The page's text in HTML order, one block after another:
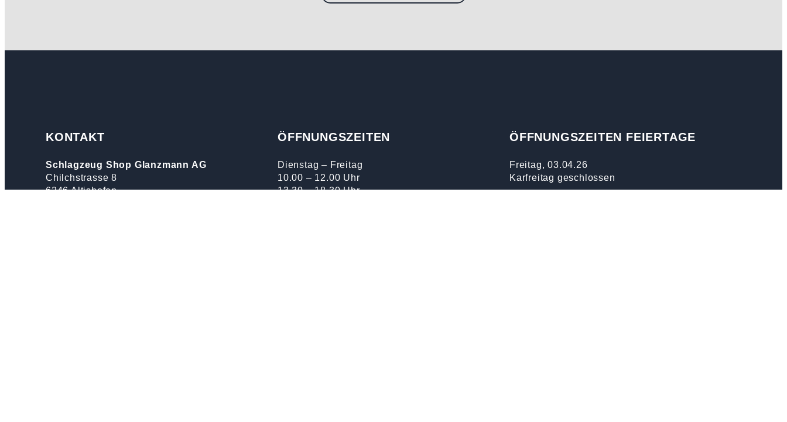
KONTAKT
Schlagzeug Shop Glanzmann AG
Chilchstrasse 8
6246 Altishofen
ÖFFNUNGSZEITEN
Dienstag – Freitag
10.00 – 12.00 Uhr
13.30 – 18.30 Uhr
ÖFFNUNGSZEITEN FEIERTAGE
Freitag, 03.04.26
Karfreitag geschlossen